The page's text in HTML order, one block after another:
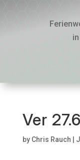
Ver
by Chris Rauch